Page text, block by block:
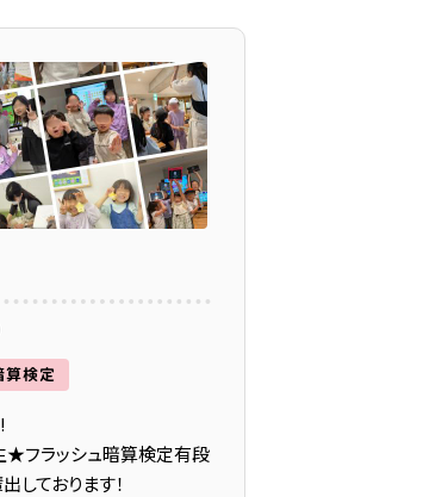
算検定
★フラッシュ暗算検定有段
しております！